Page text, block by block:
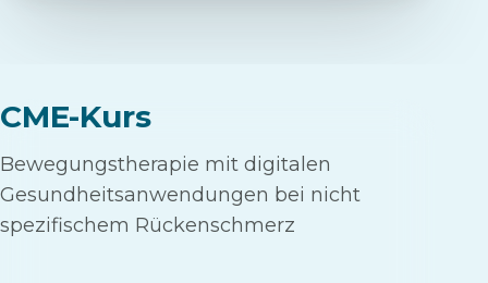
CME-Kurs
Bewegungstherapie mit digitalen
Gesundheitsanwendungen bei nicht
spezifischem Rückenschmerz